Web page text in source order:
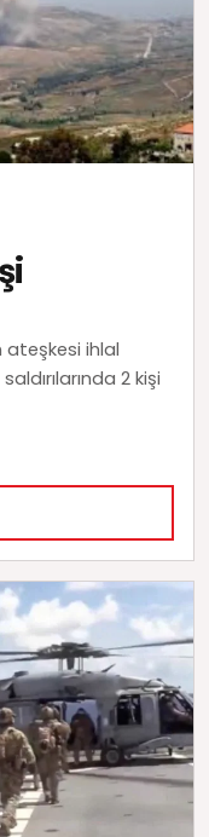
ateşkesi ihlal
2 kişi